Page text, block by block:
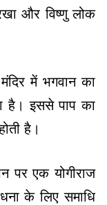
और विष्णु लोक
में भगवान का
है। इससे पाप का
है।
पर एक योगीराज
के लिए समाधि